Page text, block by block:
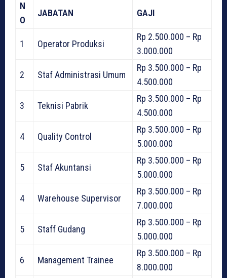
N
O
JABATAN GAJI
1 Operator Produksi
Rp 2.500.000 – Rp
3.000.000
2 Staf Administrasi Umum
Rp 3.500.000 – Rp
4.500.000
3 Teknisi Pabrik
Rp 3.500.000 – Rp
4.500.000
4 Quality Control
Rp 3.500.000 – Rp
5.000.000
5 Staf Akuntansi
Rp 3.500.000 – Rp
5.000.000
4 Warehouse Supervisor
Rp 3.500.000 – Rp
7.000.000
5 Staff Gudang
Rp 3.500.000 – Rp
5.000.000
6 Management Trainee
Rp 3.500.000 – Rp
8.000.000